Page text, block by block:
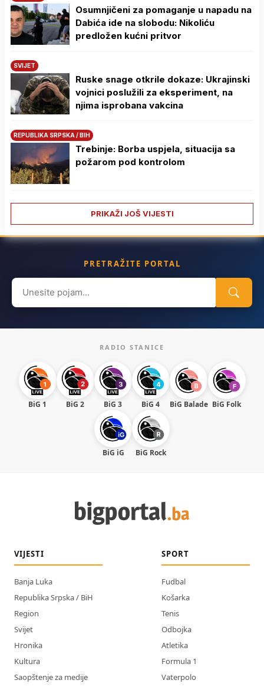
Osumnjičeni za pomaganje u napadu na
Dabića ide na slobodu: Nikoliću
predložen kućni pritvor
SVIJET
Ruske snage otkrile dokaze: Ukrajinski
vojnici poslužili za eksperiment, na
njima isprobana vakcina
REPUBLIKA SRPSKA / BIH
Trebinje: Borba uspjela, situacija sa
požarom pod kontrolom
PRIKAŽI JOŠ VIJESTI
PRETRAŽITE PORTAL
Search
for:
RADIO STANICE
BiG 1 BiG 2 BiG 3 BiG 4 BiG Balade BiG Folk
BiG iG BiG Rock
VIJESTI
Banja Luka
Republika Srpska / BiH
Region
Svijet
Hronika
Kultura
Saopštenje za medije
SPORT
Fudbal
Košarka
Tenis
Odbojka
Atletika
Formula 1
Vaterpolo